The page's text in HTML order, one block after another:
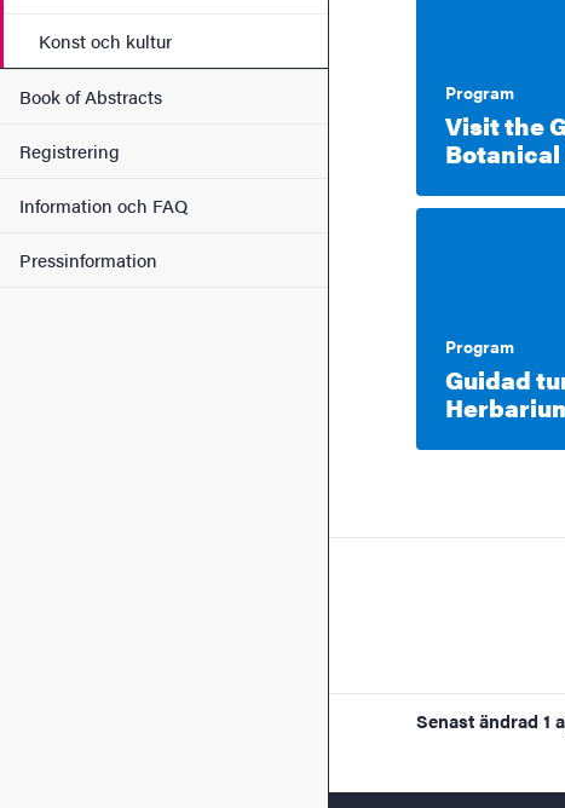
Konst och kultur
Book of Abstracts
Registrering
Information och FAQ
Pressinformation
Program
Visit the
Botanical
Program
Guidad
Senast ändrad 1